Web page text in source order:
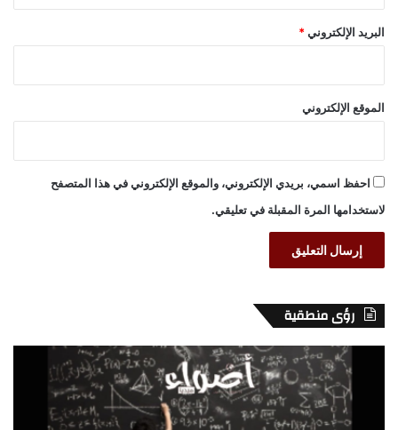
البريد الإلكتروني *
الموقع الإلكتروني
احفظ اسمي، بريدي الإلكتروني، والموقع الإلكتروني في هذا المتصفح
لاستخدامها المرة المقبلة في تعليقي.
رؤى منطقية